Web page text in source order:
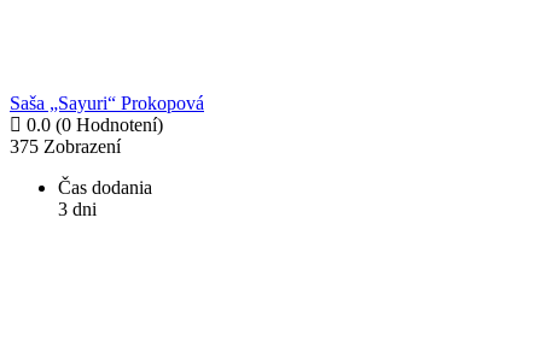
Saša „Sayuri“ Prokopová
0.0 (0 Hodnotení)
375 Zobrazení
Čas dodania
3 dni